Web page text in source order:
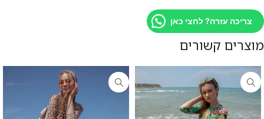
צריכה עזרה? לחצי כאן
מוצרים קשורים